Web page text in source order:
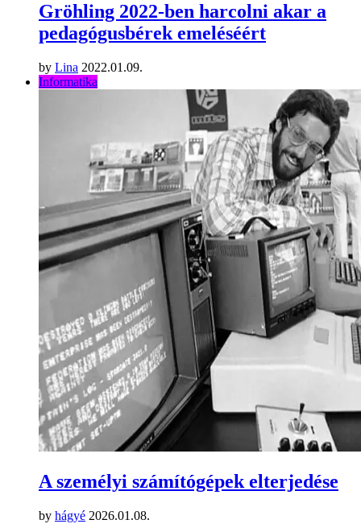
Gröhling 2022-ben harcolni akar a
pedagógusbérek emeléséért
by Lina 2022.01.09.
Informatika
A személyi számítógépek elterjedése
by hágyé 2026.01.08.